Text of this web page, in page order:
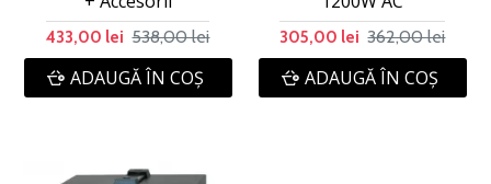
433,00 lei 538,00 lei
ADAUGĂ ÎN COŞ
305,00 lei 362,00 lei
ADAUGĂ ÎN COŞ